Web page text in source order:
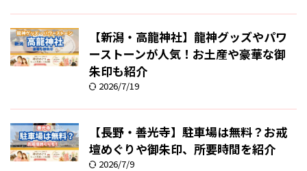
【新潟・高龍神社】龍神グッズやパワ
ーストーンが人気！お土産や豪華な御
朱印も紹介
2026/7/19
【長野・善光寺】駐車場は無料？お戒
壇めぐりや御朱印、所要時間を紹介
2026/7/9